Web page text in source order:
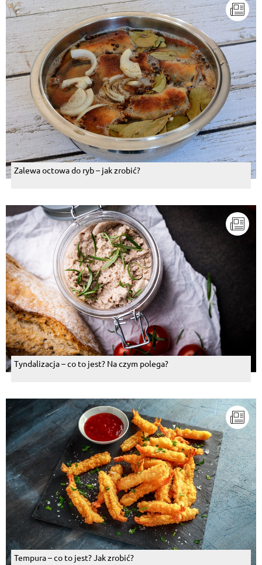
Zalewa octowa do ryb – jak zrobić?
Tyndalizacja – co to jest? Na czym polega?
Tempura – co to jest? Jak zrobić?